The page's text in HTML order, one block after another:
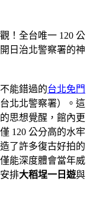
能錯過的台北免門
北北警察署）。這
思想覺醒，館內更
120 公分高的水牢
了許多復古好拍的
能深度體會當年威
排大稻埕一日遊與